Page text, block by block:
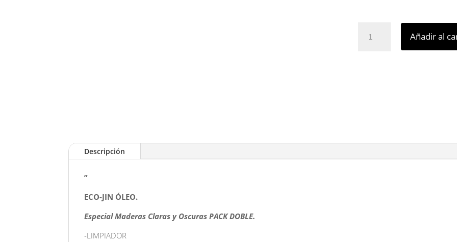
DOBLE
Añadir al
Descripción
”
ECO-JIN ÓLEO.
Especial Maderas Claras y Oscuras PACK DOBLE.
-LIMPIADOR